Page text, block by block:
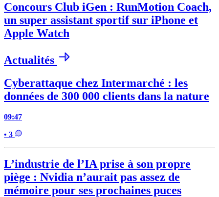
Concours Club iGen : RunMotion Coach,
un super assistant sportif sur iPhone et
Apple Watch
Actualités
Cyberattaque chez Intermarché : les
données de 300 000 clients dans la nature
09:47
• 3
L’industrie de l’IA prise à son propre
piège : Nvidia n’aurait pas assez de
mémoire pour ses prochaines puces